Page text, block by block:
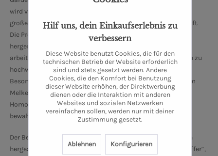
wird von Linda Becker und Tilmann Dreysse geführt und legt
großen Wert auf nachhaltige und ökologische Landwirtschaft.
Die Produkte werden nach strengen Demeter-Richtlinien
hergestellt, was bedeutet, dass sie biologisch-dynamisch
arbeiten. Die Molkerei verarbeitet die eigene Bio-Weidemilch zu
hochwertigen Produkten wie Quark, Joghurt und Käse.
Besonders hervorzuheben ist, dass die Milch direkt nach dem
Melken weiterverarbeitet wird, ohne Pasteurisierung oder
Homogenisierung, um einen natürlichen Geschmack zu
bewahren.
Der Betrieb bietet unter anderem verschiedene handwerklich
hergestellte Käseprodukte, darunter den „DEMETER Brie Pfeffer“,
Hilf uns, dein Einkaufserlebnis zu
verbessern
Diese Website benutzt Cookies, die für den
technischen Betrieb der Website erforderlich
sind und stets gesetzt werden. Andere
Cookies, die den Komfort bei Benutzung
dieser Website erhöhen, der Direktwerbung
dienen oder die Interaktion mit anderen
Websites und sozialen Netzwerken
vereinfachen sollen, werden nur mit deiner
Zustimmung gesetzt.
Ablehnen Konfigurieren